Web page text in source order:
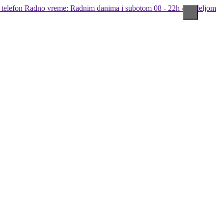
Radno vreme: Radnim danima i subotom 08 - 22h / Nedeljom